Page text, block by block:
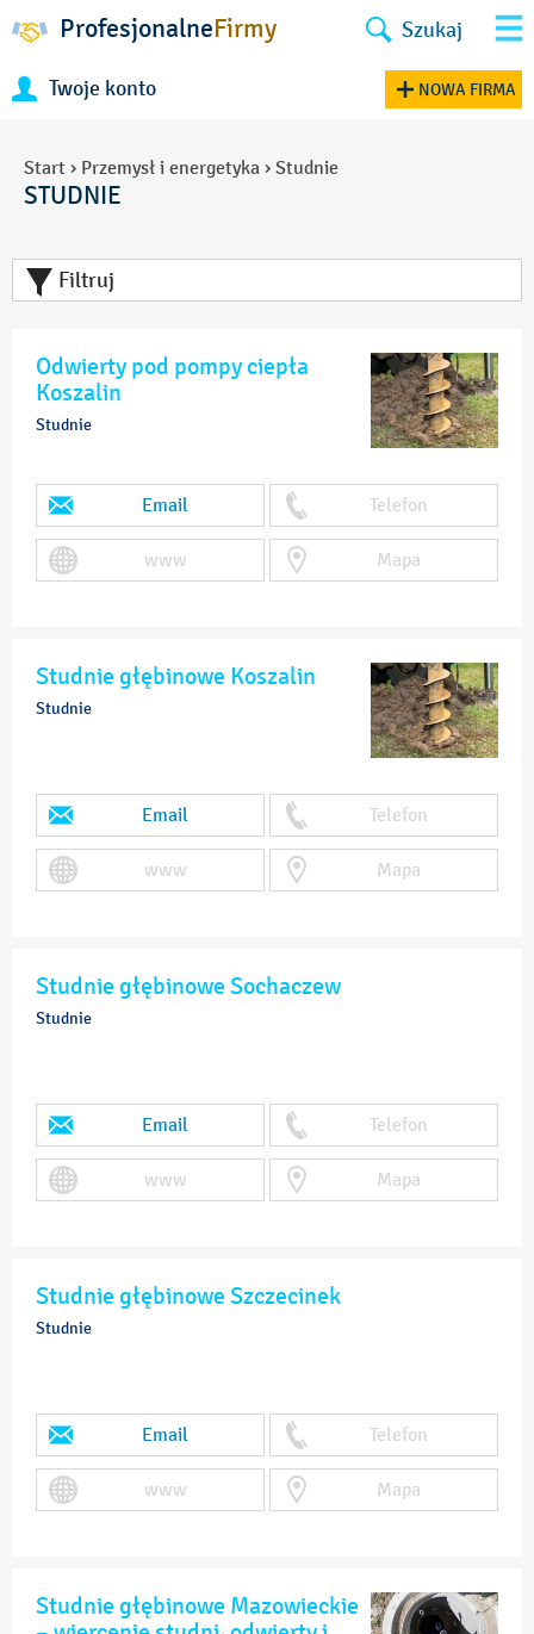
ProfesjonalneFirmy Szukaj
Twoje konto NOWA FIRMA
Start › Przemysł i energetyka › Studnie
STUDNIE
Filtruj
Odwierty pod pompy ciepła
Koszalin
Studnie
Email Telefon
www Mapa
Studnie głębinowe Koszalin
Studnie
Email Telefon
www Mapa
Studnie głębinowe Sochaczew
Studnie
Email Telefon
www Mapa
Studnie głębinowe Szczecinek
Studnie
Email Telefon
www Mapa
Studnie głębinowe Mazowieckie